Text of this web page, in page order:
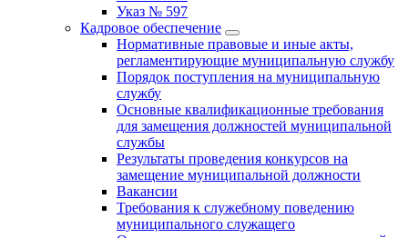
Указ № 597
Кадровое обеспечение
Нормативные правовые и иные акты,
регламентирующие муниципальную службу
Порядок поступления на муниципальную
службу
Основные квалификационные требования
для замещения должностей муниципальной
службы
Результаты проведения конкурсов на
замещение муниципальной должности
Вакансии
Требования к служебному поведению
муниципального служащего